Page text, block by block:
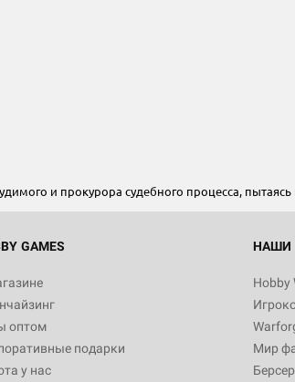
и прокурора судебного процесса,
GAMES
оптом
подарки
у нас
НАШИ
Hobby
Мир